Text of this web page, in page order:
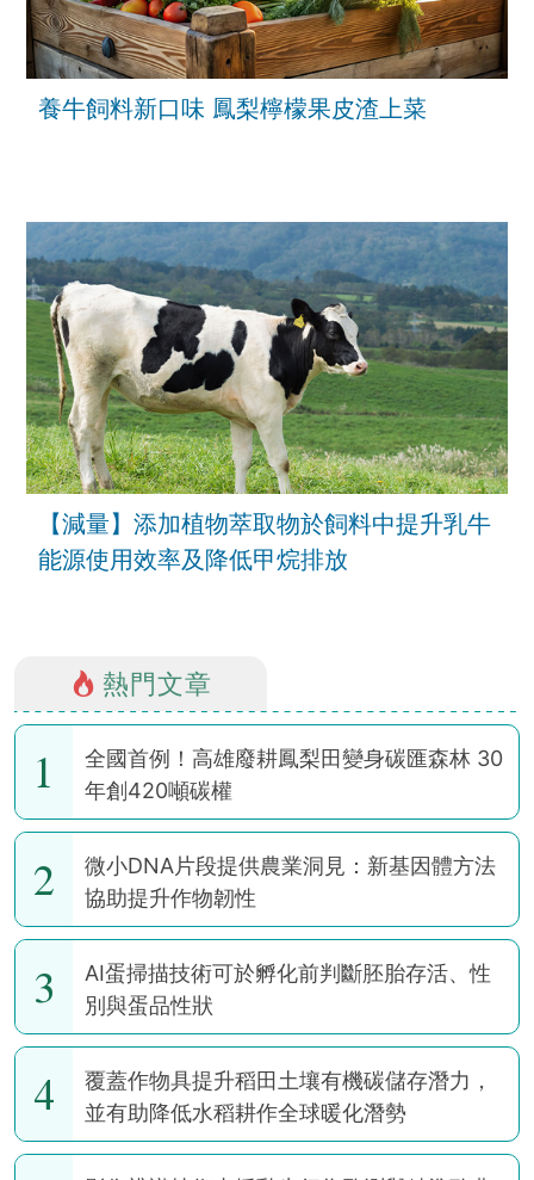
養牛飼料新口味 鳳梨檸檬果皮渣上菜
【減量】添加植物萃取物於飼料中提升乳牛
能源使用效率及降低甲烷排放
熱門文章
1
全國首例！高雄廢耕鳳梨田變身碳匯森林 30
年創420噸碳權
2
微小DNA片段提供農業洞見：新基因體方法
協助提升作物韌性
3
AI蛋掃描技術可於孵化前判斷胚胎存活、性
別與蛋品性狀
4
覆蓋作物具提升稻田土壤有機碳儲存潛力，
並有助降低水稻耕作全球暖化潛勢